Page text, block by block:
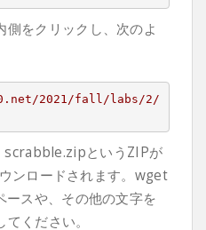
側をクリックし、次のよ
2021/fall/labs/2/
scrabble.zipというZIPが
ンロードされます。wget
ースや、その他の文字を
ください。